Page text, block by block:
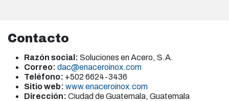
Contacto
Razón social: Soluciones en Acero, S.A.
Correo: dac@enaceroinox.com
Teléfono: +502 6624-3436
Sitio web: www.enaceroinox.com
Dirección: Ciudad de Guatemala, Guatemala